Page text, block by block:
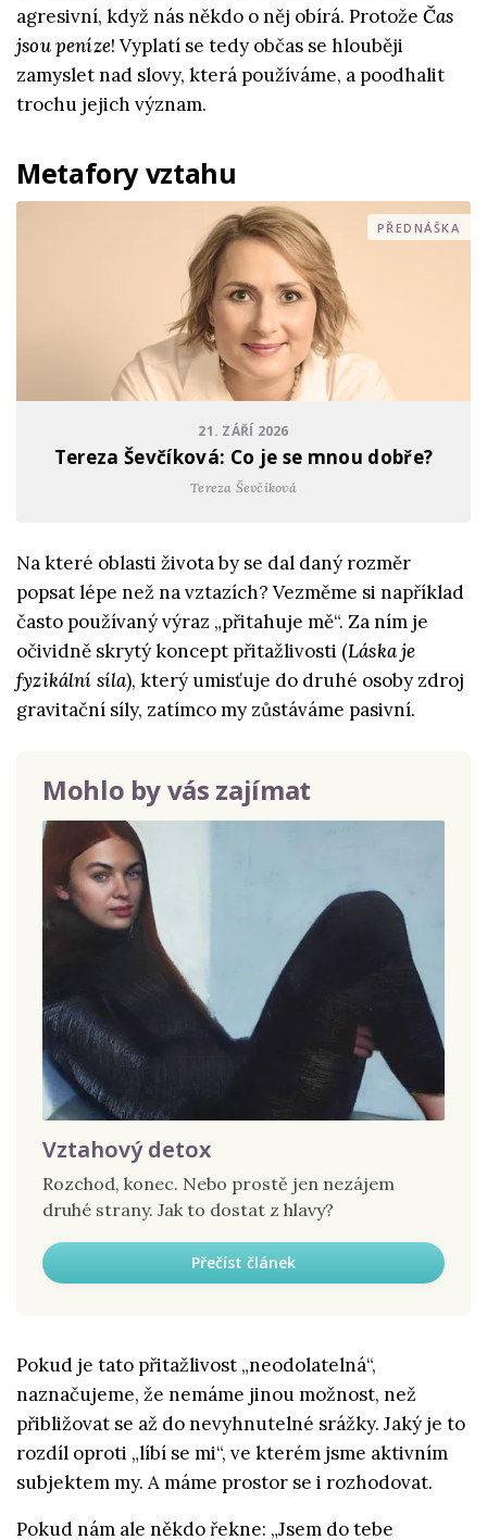
agresivní, když nás někdo o něj obírá. Protože Čas
jsou peníze! Vyplatí se tedy občas se hlouběji
zamyslet nad slovy, která používáme, a poodhalit
trochu jejich význam.
Metafory vztahu
PŘEDNÁŠKA
21. ZÁŘÍ 2026
Tereza Ševčíková: Co je se mnou dobře?
Tereza Ševčíková
Na které oblasti života by se dal daný rozměr
popsat lépe než na vztazích? Vezměme si například
často používaný výraz „přitahuje mě“. Za ním je
očividně skrytý koncept přitažlivosti (Láska je
fyzikální síla), který umisťuje do druhé osoby zdroj
gravitační síly, zatímco my zůstáváme pasivní.
Mohlo by vás zajímat
Vztahový detox
Rozchod, konec. Nebo prostě jen nezájem
druhé strany. Jak to dostat z hlavy?
Přečíst článek
Pokud je tato přitažlivost „neodolatelná“,
naznačujeme, že nemáme jinou možnost, než
přibližovat se až do nevyhnutelné srážky. Jaký je to
rozdíl oproti „líbí se mi“, ve kterém jsme aktivním
subjektem my. A máme prostor se i rozhodovat.
Pokud nám ale někdo řekne: „Jsem do tebe